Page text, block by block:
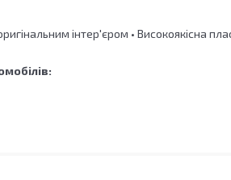
інтер'єром • Високоякісна